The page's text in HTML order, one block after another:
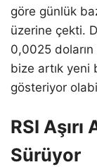
göre günlük
üzerine çekti.
0,0025 doların
bize artık yeni
gösteriyor
RSI Aşırı
Sürüyor